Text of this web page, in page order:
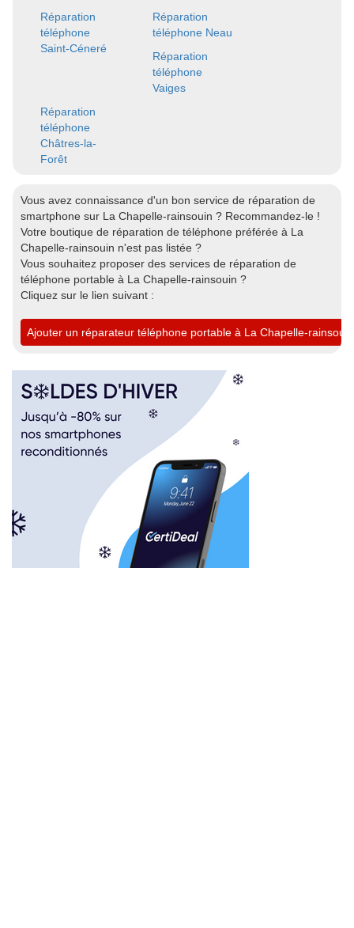
Réparation
téléphone
Saint-Céneré
Réparation
téléphone Neau
Réparation
téléphone
Vaiges
Réparation
téléphone
Châtres-la-
Forêt
Vous avez connaissance d'un bon service de réparation de
smartphone sur La Chapelle-rainsouin ? Recommandez-le !
Votre boutique de réparation de téléphone préférée à La
Chapelle-rainsouin n'est pas listée ?
Vous souhaitez proposer des services de réparation de
téléphone portable à La Chapelle-rainsouin ?
Cliquez sur le lien suivant :
Ajouter un réparateur téléphone portable à La Chapelle-rainsouin